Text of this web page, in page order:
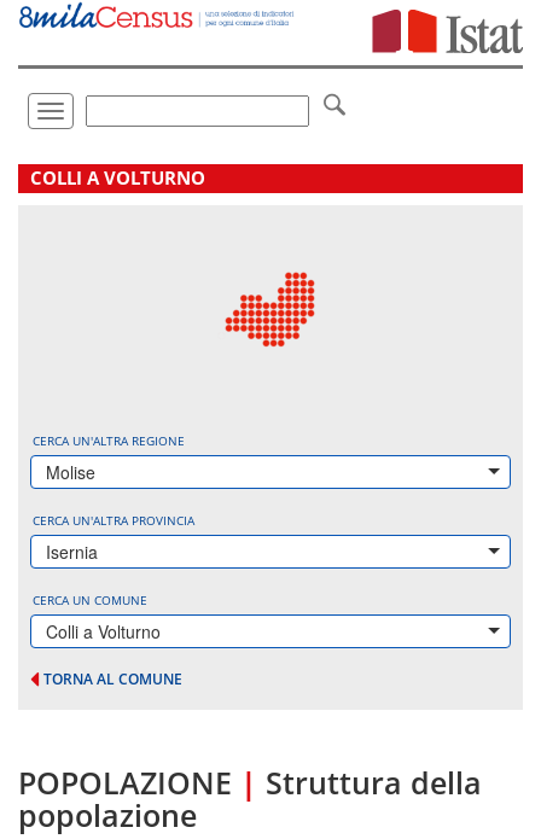
Vai
direttamente
Toggle
navigation
.
COLLI A VOLTURNO
CERCA UN'ALTRA REGIONE
Molise
CERCA UN'ALTRA PROVINCIA
Isernia
CERCA UN COMUNE
Colli a Volturno
TORNA AL COMUNE
POPOLAZIONE | Struttura della
popolazione